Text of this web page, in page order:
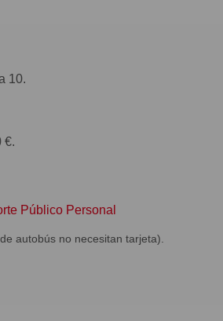
10.
€.
Público Personal
autobús no necesitan tarjeta).